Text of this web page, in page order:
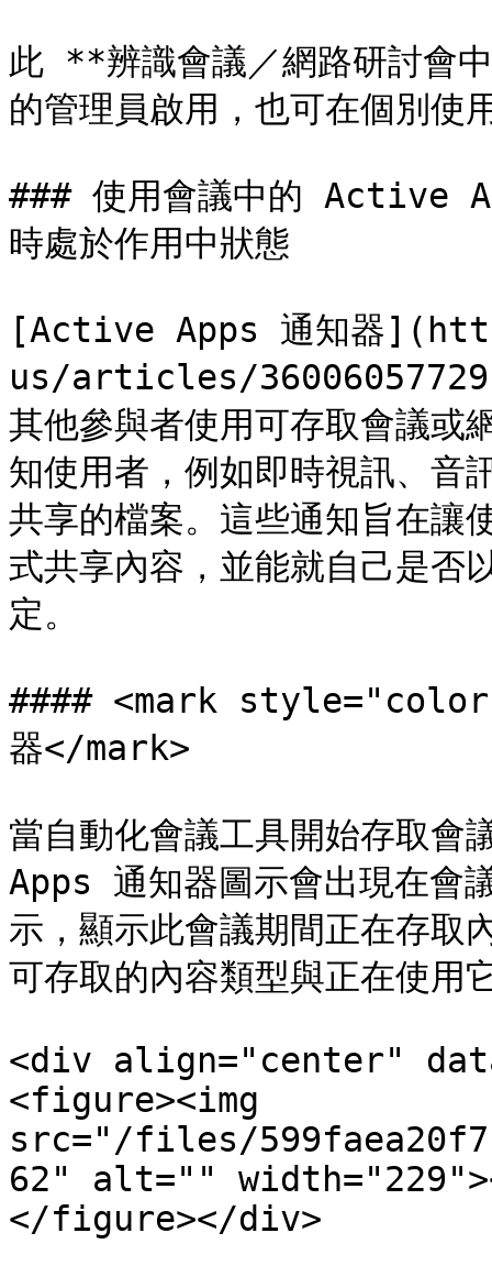
此 **辨識會議／網路研討會
的管理員啟用，也可在個別使
### 使用會議中的 Active
時處於作用中狀態
[Active Apps 通知器
us/articles/
其他參與者使用可存取會議或
知使用者，例如即時視訊、音
共享的檔案。這些通知旨在讓
式共享內容，並能就自己是否
定。
#### <mark
器</mark>
當自動化會議工具開始存取
Apps 通知器圖示會出現在會
示，顯示此會議期間正在存取
可存取的內容類型與正在使用
<div align="center"
<figure><img
src="/files/
62" alt=""
</figure></div>